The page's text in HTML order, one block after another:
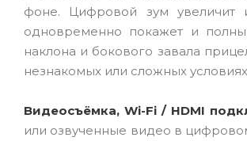
фоне. Цифровой зум
одновременно покажет и
наклона и бокового завала
незнакомых или сложных
Видеосъёмка, Wi-Fi / HDMI
или озвученные видео в